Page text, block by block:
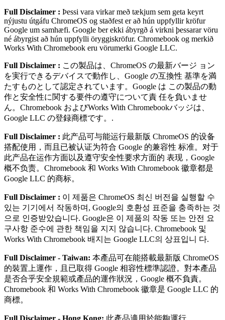
Full Disclaimer : Þessi vara virkar með tækjum sem geta keyrt
nýjustu útgáfu ChromeOS og staðfest er að hún uppfyllir kröfur
Google um samhæfi. Google ber ekki ábyrgð á virkni þessarar vöru
né ábyrgist að hún uppfylli öryggiskröfur. Chromebook og merkið
Works With Chromebook eru vörumerki Google LLC.
Full Disclaimer : この製品は、ChromeOS の最新バージ ョン
を実⾏できるデバイスで動作し、Google の互換性 基準を満
たすものとして認定されています。Google は この製品の動
作と安全性に関する要件の遵守について責 任を負いませ
ん。Chromebook およびWorks With Chromebookバッジは、
Google LLC の登録商標です。.
Full Disclaimer : 此产品可与能运⾏最新版 ChromeOS 的设备
搭配使⽤，⽽且已被认证为符合 Google 的兼容性 标准。对于
此产品在运作⽅⾯以及遵守安全性要求⽅⾯的 表现，Google
概不负责。Chromebook 和 Works With Chromebook 徽章都是
Google LLC 的商标。
Full Disclaimer : 이 제품은 ChromeOS 최신 버전을 실행할 수
있는 기기에서 작동하며, Google의 호환성 표준을 충족하는 것
으로 인증받았습니다. Google은 이 제품의 작동 또는 안전 요
구사항 준수에 관한 책임을 지지 않습니다. Chromebook 및
Works With Chromebook 배지는 Google LLC의 상표입니 다.
Full Disclaimer - Taiwan: 本產品可在能搭載最新版 ChromeOS
的裝置上運作，且已取得 Google 相容性標準認證。對本產品
是否合乎安全規範或產品的運作狀況，Google 概不負責。
Chromebook 和 Works With Chromebook 徽章是 Google LLC 的
商標。